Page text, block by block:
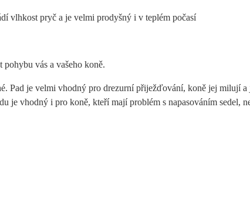
vlhkost pryč a je velmi prodyšný i v teplém počasí
vás a vašeho koně.
Pad je velmi vhodný pro drezurní přiježďování, koně jej milují a
je vhodný i pro koně, kteří mají problém s napasováním sedel,